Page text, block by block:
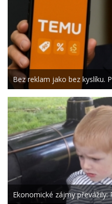
Bez reklam jako bez kyslíku.
Ekonomické zájmy